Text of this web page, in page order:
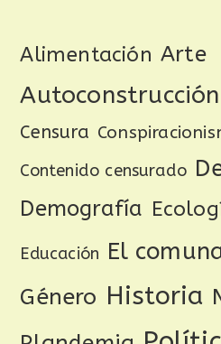
Alimentación Arte
Autoconstrucción
Censura
Contenido censurado
Demografía
Educación El
Género Historia